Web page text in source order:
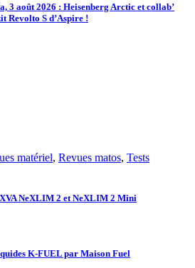
3 août 2026 : Heisenberg Arctic et collab’
Revolto S d’Aspire !
matériel, Revues matos, Tests
NeXLIM 2 et NeXLIM 2 Mini
K-FUEL par Maison Fuel